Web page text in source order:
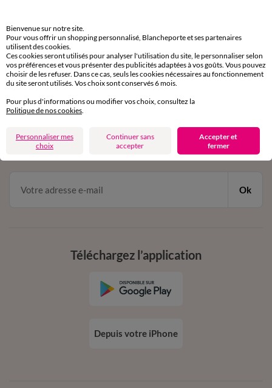
Service clients
par chat et par téléphone
de 8h00 à 20h00 du lundi au samedi
en vous inscrivant à la newsletter
dès 20€ d’achat
conditions dans votre email de confirmation
Ok
Téléchargez l’application
Depuis votre iPhone
Bienvenue sur notre site.
Pour vous offrir un shopping personnalisé, Blancheporte et ses partenaires
utilisent des cookies.
Ces cookies seront utilisés pour analyser l'utilisation du site, le personnaliser selon
vos préférences et vous présenter des publicités adaptées à vos goûts. Vous pouvez
choisir de les refuser. Dans ce cas, seuls les cookies nécessaires au fonctionnement
du site seront utilisés. Vos choix sont conservés 6 mois.
Pour plus d'informations ou modifier vos choix, consultez la
Politique de nos cookies.
Personnaliser mes
choix
Continuer sans
accepter
Accepter et
fermer